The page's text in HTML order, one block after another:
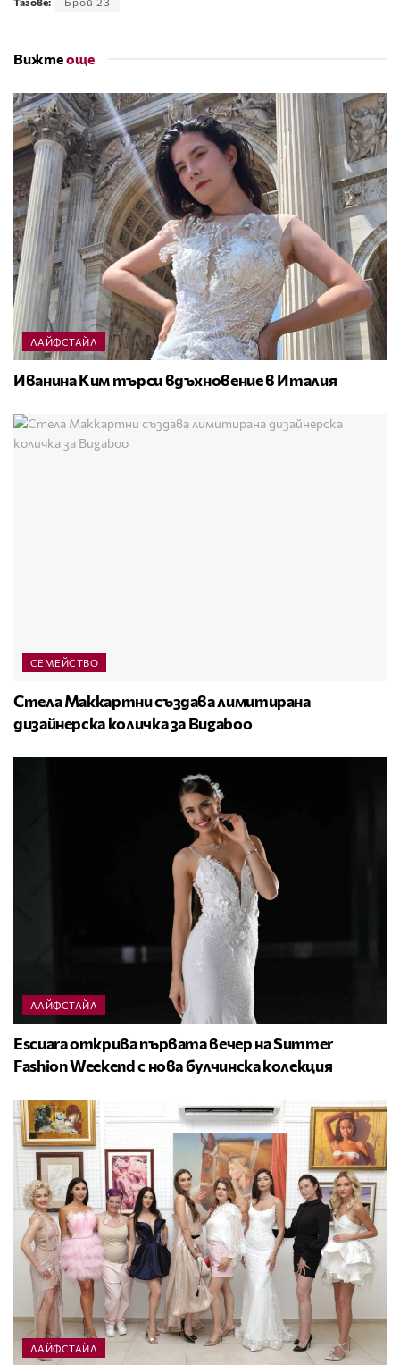
Вижтеоще
ЛАЙФСТАЙЛ
Иванина Ким търси вдъхновение в Италия
СЕМЕЙСТВО
Стела Маккартни създава лимитирана
дизайнерска количка за Bugaboo
ЛАЙФСТАЙЛ
Escuara открива първата вечер на Summer
Fashion Weekend с нова булчинска колекция
ЛАЙФСТАЙЛ